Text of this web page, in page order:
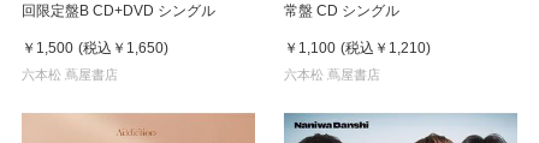
回限定盤B CD+DVD シングル
￥1,500 (税込 ￥1,650)
六本松 蔦屋書店
常盤 CD シングル
￥1,100 (税込 ￥1,210)
六本松 蔦屋書店